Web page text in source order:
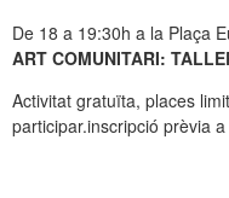
De 18 a 19:30h a la Plaça
ART COMUNITARI:
Activitat gratuïta, places
participar.inscripció prèvia a